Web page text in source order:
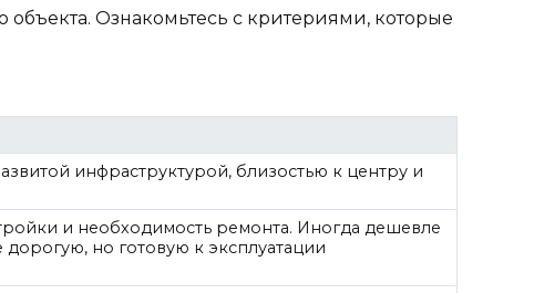
Ознакомьтесь с критериями, которые
инфраструктурой, близостью к центру и
и необходимость ремонта. Иногда дешевле
дорогую, но готовую к эксплуатации